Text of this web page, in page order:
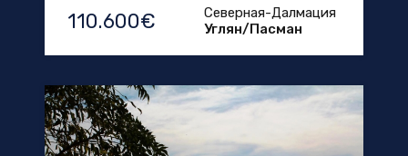
110.600€
Северная-Далмация
Углян/Пасман